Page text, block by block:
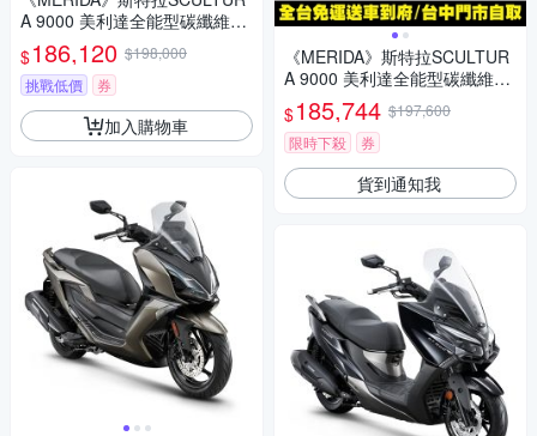
A 9000 美利達全能型碳纖維碟
煞跑車 無附踏板/Ultegra無線變
速/公路車/自行車/美利達2026
$186,120 $198,000
挑戰低價
券
加入購物車
《MERIDA》斯特拉SCULTUR
A 9000 美利達全能型碳纖維碟
煞公路車 無附踏板/Ultegra無線
變速/公路車/自行車
$185,744 $197,600
限時下殺
券
貨到通知我